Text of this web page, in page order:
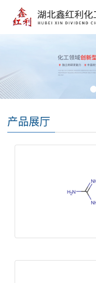
产品展厅